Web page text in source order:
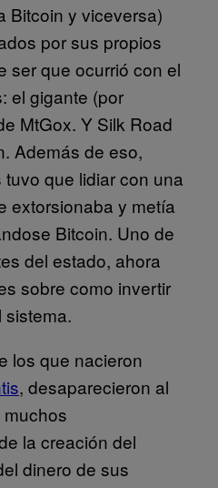
Bitcoin y viceversa)
por sus propios
ser que ocurrió con el
el gigante (por
MtGox. Y Silk Road
Además de eso,
que lidiar con una
extorsionaba y metía
Bitcoin. Uno de
del estado, ahora
sobre como invertir
sistema.
los que nacieron
, desaparecieron al
la creación del
dinero de sus